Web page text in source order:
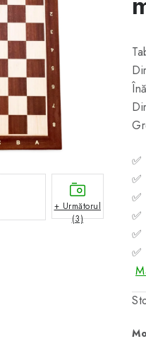
✅
✅
✅
+ Următorul
(3)